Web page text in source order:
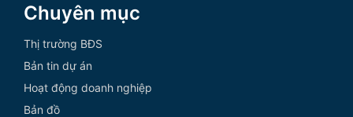
Chuyên mục
Thị trường BĐS
Bản tin dự án
Hoạt động doanh nghiệp
Bản đồ